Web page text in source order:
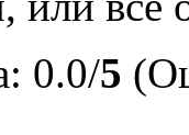
0.0/5